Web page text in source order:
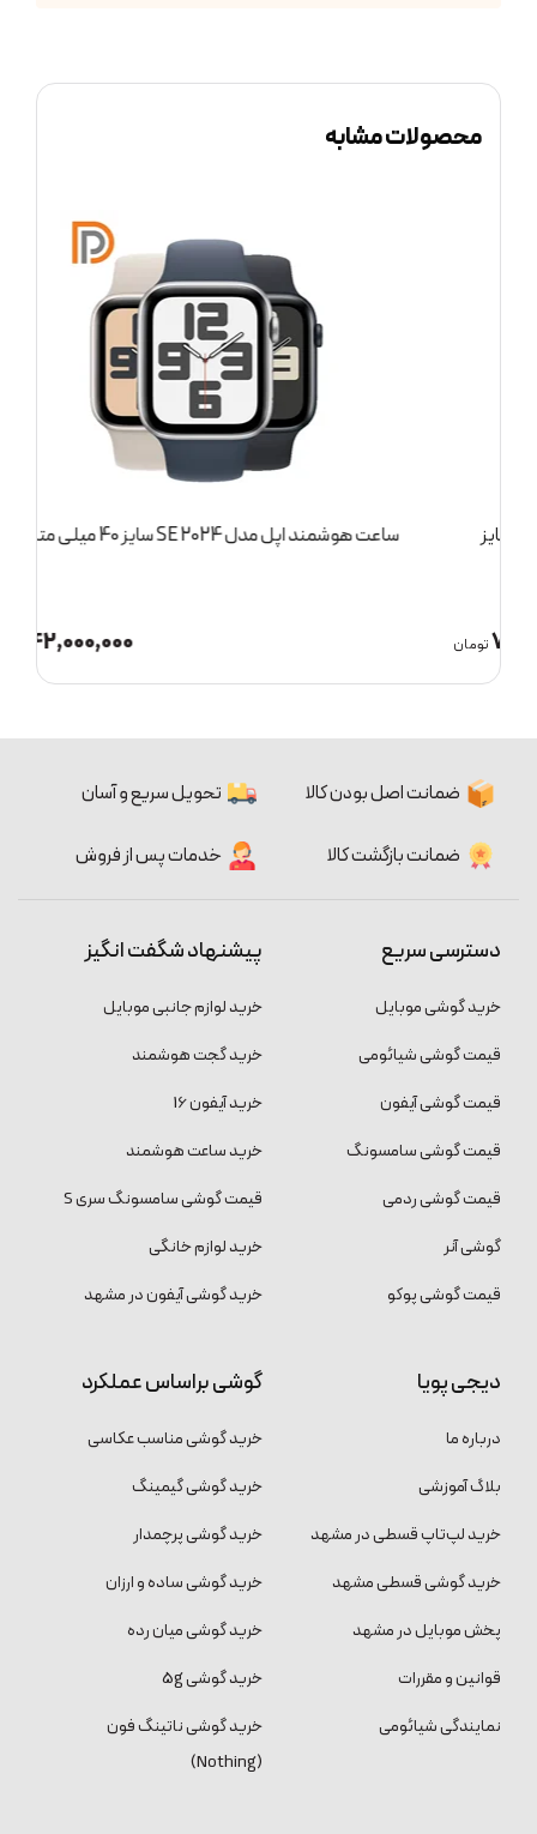
محصولات مشابه
ساعت هوشمند اپل مدل SE 2024 سایز 40 میلی متری
42,000,000تومان
ضمانت اصل بودن کالا تحویل سریع و آسان
ضمانت بازگشت کالا خدمات پس از فروش
دسترسی سریع
خرید گوشی موبایل
قیمت گوشی شیائومی
قیمت گوشی آیفون
قیمت گوشی سامسونگ
قیمت گوشی ردمی
گوشی آنر
قیمت گوشی پوکو
پیشنهاد شگفت انگیز
خرید لوازم جانبی موبایل
خرید گجت هوشمند
خرید آیفون 16
خرید ساعت هوشمند
قیمت گوشی سامسونگ سری S
خرید لوازم خانگی
خرید گوشی آیفون در مشهد
دیجی پویا
درباره ما
بلاگ آموزشی
خرید لپ‌تاپ قسطی در مشهد
خرید گوشی قسطی مشهد
پخش موبایل در مشهد
قوانین و مقررات
نمایندگی شیائومی
گوشی براساس عملکرد
خرید گوشی مناسب عکاسی
خرید گوشی گیمینگ
خرید گوشی پرچمدار
خرید گوشی ساده و ارزان
خرید گوشی میان رده
خرید گوشی 5g
خرید گوشی ناتینگ فون
(Nothing)